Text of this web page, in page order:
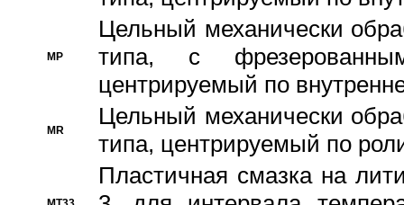
MP
Цельный механически
типа, с
центрируемый по
MR
Цельный механически
типа, центрируемый по
Пластичная смазка на